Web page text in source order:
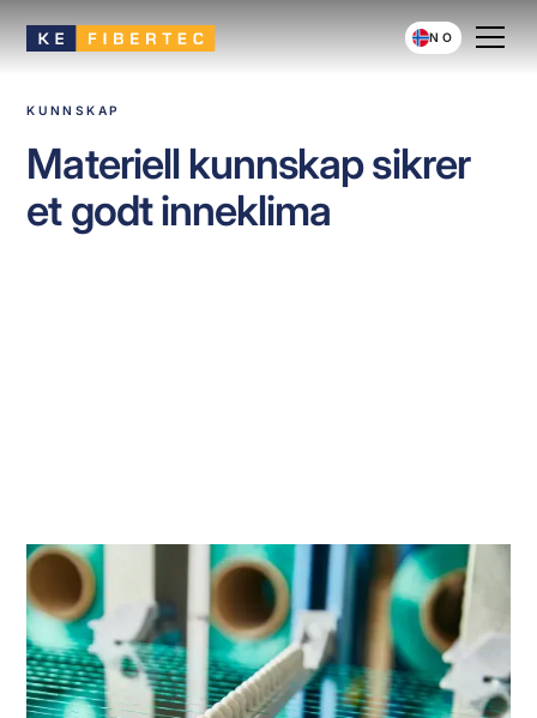
NO
KUNNSKAP
Materiell kunnskap sikrer
et godt inneklima